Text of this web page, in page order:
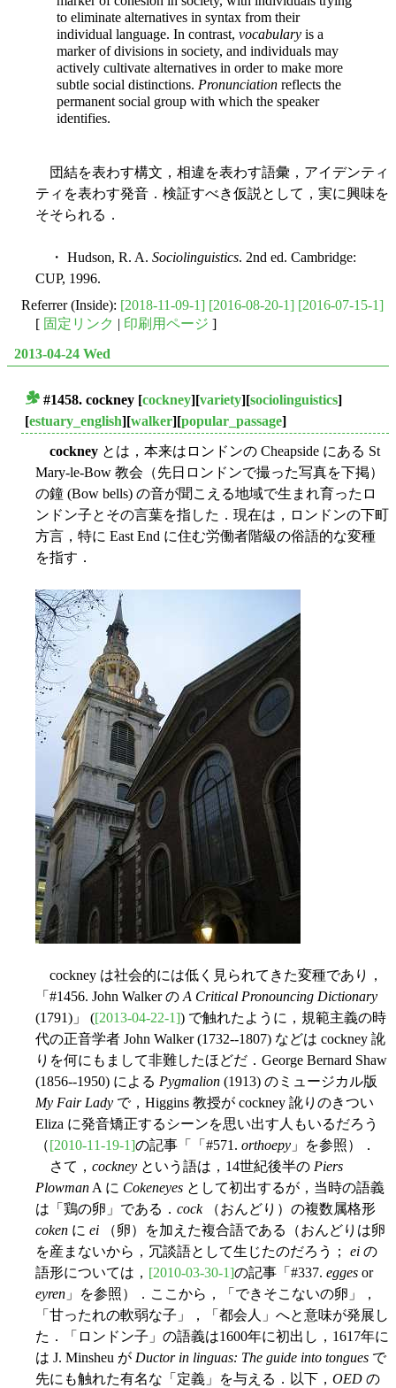
to eliminate alternatives in syntax from their
individual language. In contrast, vocabulary is a
marker of divisions in society, and individuals may
actively cultivate alternatives in order to make more
subtle social distinctions. Pronunciation reflects the
permanent social group with which the speaker
identifies.
団結を表わす構文，相違を表わす語彙，アイデンティ
ティを表わす発音．検証すべき仮説として，実に興味を
そそられる．
・ Hudson, R. A. Sociolinguistics. 2nd ed. Cambridge:
CUP, 1996.
Referrer (Inside): [2018-11-09-1] [2016-08-20-1] [2016-07-15-1]
[ 固定リンク | 印刷用ページ ]
2013-04-24 Wed
#1458. cockney [cockney][variety][sociolinguistics]
[estuary_english][walker][popular_passage]
cockney とは，本来はロンドンの Cheapside にある St
Mary-le-Bow 教会（先日ロンドンで撮った写真を下掲）
の鐘 (Bow bells) の音が聞こえる地域で生まれ育ったロ
ンドン子とその言葉を指した．現在は，ロンドンの下町
方言，特に East End に住む労働者階級の俗語的な変種
を指す．
cockney は社会的には低く見られてきた変種であり，
「#1456. John Walker の A Critical Pronouncing Dictionary
(1791)」 ([2013-04-22-1]) で触れたように，規範主義の時
代の正音学者 John Walker (1732--1807) などは cockney 訛
りを何にもまして非難したほどだ．George Bernard Shaw
(1856--1950) による Pygmalion (1913) のミュージカル版
My Fair Lady で，Higgins 教授が cockney 訛りのきつい
Eliza に発音矯正するシーンを思い出す人もいるだろう
（[2010-11-19-1]の記事「「#571. orthoepy 」を参照）．
さて， cockney という語は，14世紀後半の Piers
Plowman A に Cokeneyes として初出するが，当時の語義
は「鶏の卵」である． cock（おんどり）の複数属格形
coken に ei （卵）を加えた複合語である（おんどりは卵
を産まないから，冗談語として生じたのだろう； ei の
語形については， [2010-03-30-1]の記事「#337. egges or
eyren 」を参照）．ここから，「できそこないの卵」，
「甘ったれの軟弱な子」，「都会人」へと意味が発展し
た．「ロンドン子」の語義は1600年に初出し，1617年に
は J. Minsheu が Ductor in linguas: The guide into tongues で
先にも触れた有名な「定義」を与える．以下， OED の